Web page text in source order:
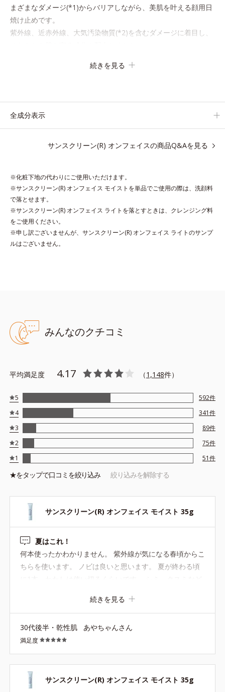
まざまなダメージ(*1)からバリアしながら、美肌を叶える顔用日
焼け止めです。
紫外線、近赤外線、大気汚染物質(*2)を含むダメージに着目し、
や肌に。さらに超軽量粉体を採用しているので、とっても軽い付
ずみずしい感触で肌に密着してくずれにくい「ローションタイ
*2 空気中のちり・ほこり
アレルギーテスト済＝全ての方にアレルギーが起こらないということで
はありません。
ノンコメドジェニックテスト済＝すべての人にコメド（ニキビのもと）
ができないというわけではありません。
ベタつかず、ふんわり美肌に整えます。
※手のひらに適量（小豆1〜2粒程度）を取り、顔全体に少量ずつ
※単品でご使用の際は、洗顔料で落とせます。
●無油分、無香料 ●バリアベールプロテクター*1配合＝耐水効果のあ
●近赤外線カット成分*2配合 ●大気汚染物質*3バリア成分*4配合＝
ちり・ほこり等の空気中の物質から肌を保護する成分 ●ローズマリ
ーエキス配合＝保湿成分 ●なじませライティングパウダー*5配合
*1 酸化チタン、水酸化Ａｌ、ポリアクリル酸Ｎａ、含水シリカ、
等の空気中の物質 *4 ホウケイ酸（Ｃａ／Ｎａ）、酸化銀、水
*5 酸化チタン、トリメトキシシリルジメチコン、マイカ、酸化ス
ズ *6 シリル化シリカ
サンスクリーン(R) オンフェイス ライト 28mL（ロ
テカリ、ベタつきが気になる方も安心。みずみずしい感触で、さ
れにくい。
※単品使用でも、落とすときはクレンジング料をお使いくださ
続きを見る
全成分表示
サンスクリーン(R) オンフェイスの商品Q&Aを見る
※化粧下地の代わりにご使用いただけます。
※サンスクリーン(R) オンフェイス モイストを単品でご使用の際は、洗顔料
で落とせます。
※サンスクリーン(R) オンフェイス ライトを落とすときは、クレンジング料
をご使用ください。
※申し訳ございませんが、サンスクリーン(R) オンフェイス ライトのサンプ
ルはございません。
みんなのクチコミ
平均満足度 4.17 （1,148件）
5 592件
4
341件
3
89件
2
75件
1
51件
★をタップで口コミを絞り込み 絞り込みを解除する
サンスクリーン(R) オンフェイス モイスト 35g
夏はこれ！
何本使ったかわかりません。 紫外線が気になる春頃からこ
ちらを使います。 ノビは良いと思います。 夏が終わる頃
続きを見る
30代後半・乾性肌 あやちゃんさん
満足度
サンスクリーン(R) オンフェイス モイスト 35g